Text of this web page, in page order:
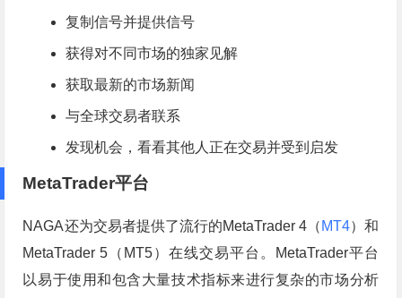
复制信号并提供信号
获得对不同市场的独家见解
获取最新的市场新闻
与全球交易者联系
发现机会，看看其他人正在交易并受到启发
MetaTrader平台
NAGA还为交易者提供了流行的MetaTrader 4（ MT4）和
MetaTrader 5（MT5）在线交易平台。MetaTrader平台
以易于使用和包含大量技术指标来进行复杂的市场分析